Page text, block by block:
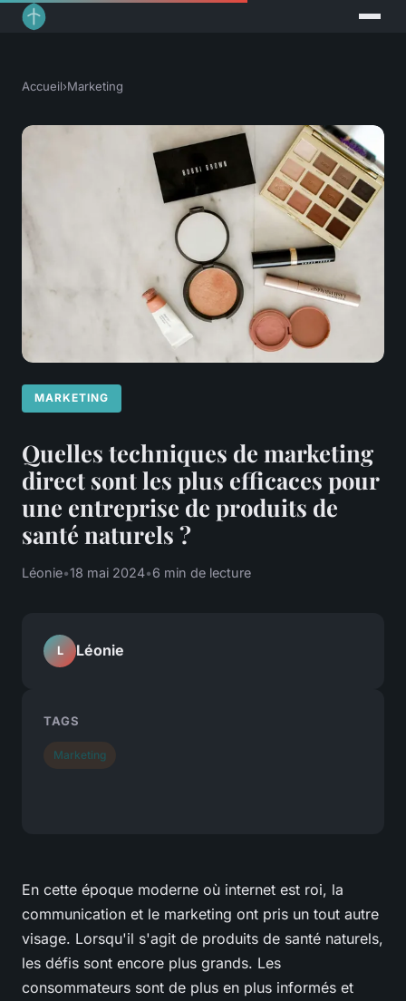
Accueil›Marketing
MARKETING
Quelles techniques de marketing
direct sont les plus efficaces pour
une entreprise de produits de
santé naturels ?
Léonie•18 mai 2024•6 min de lecture
En cette époque moderne où internet est roi, la
communication et le marketing ont pris un tout autre
visage. Lorsqu'il s'agit de produits de santé naturels,
les défis sont encore plus grands. Les
consommateurs sont de plus en plus informés et
L Léonie
TAGS
Marketing